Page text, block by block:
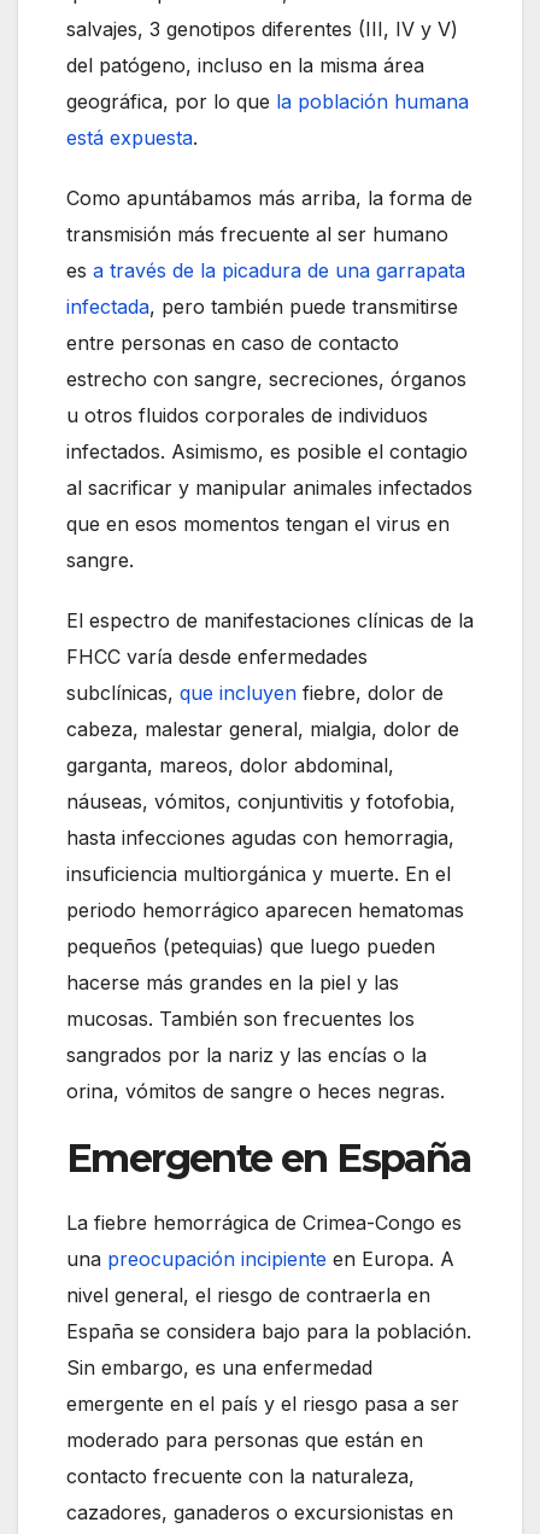
salvajes, 3 genotipos diferentes (III, IV y V)
del patógeno, incluso en la misma área
geográfica, por lo que la población humana
está expuesta.
Como apuntábamos más arriba, la forma de
transmisión más frecuente al ser humano
es a través de la picadura de una garrapata
infectada, pero también puede transmitirse
entre personas en caso de contacto
estrecho con sangre, secreciones, órganos
u otros fluidos corporales de individuos
infectados. Asimismo, es posible el contagio
al sacrificar y manipular animales infectados
que en esos momentos tengan el virus en
sangre.
El espectro de manifestaciones clínicas de la
FHCC varía desde enfermedades
subclínicas, que incluyen fiebre, dolor de
cabeza, malestar general, mialgia, dolor de
garganta, mareos, dolor abdominal,
náuseas, vómitos, conjuntivitis y fotofobia,
hasta infecciones agudas con hemorragia,
insuficiencia multiorgánica y muerte. En el
periodo hemorrágico aparecen hematomas
pequeños (petequias) que luego pueden
hacerse más grandes en la piel y las
mucosas. También son frecuentes los
sangrados por la nariz y las encías o la
orina, vómitos de sangre o heces negras.
Emergente en España
La fiebre hemorrágica de Crimea-Congo es
una preocupación incipiente en Europa. A
nivel general, el riesgo de contraerla en
España se considera bajo para la población.
Sin embargo, es una enfermedad
emergente en el país y el riesgo pasa a ser
moderado para personas que están en
contacto frecuente con la naturaleza,
cazadores, ganaderos o excursionistas en